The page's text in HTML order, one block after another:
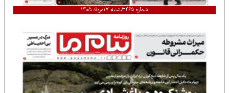
شماره ۳۴۶۵ شنبه ۱۷مرداد ۱۴۰۵